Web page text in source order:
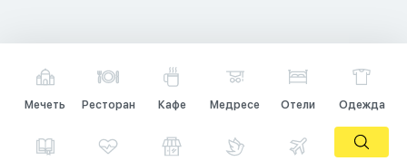
Мечеть Ресторан Кафе Медресе Отели Одежда